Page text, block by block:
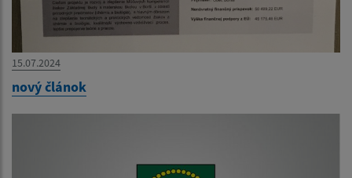
15.07.2024
nový článok